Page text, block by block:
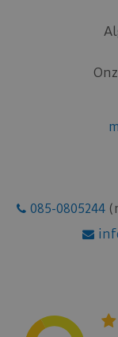
085-0805244